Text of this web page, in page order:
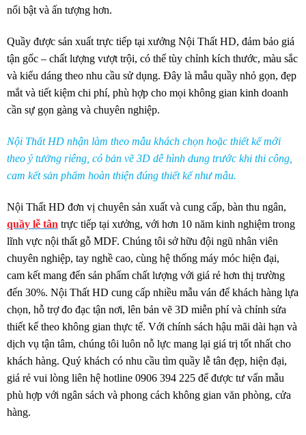
nổi bật và ấn tượng hơn.
Quầy được sản xuất trực tiếp tại xưởng Nội Thất HD, đảm bảo giá
tận gốc – chất lượng vượt trội, có thể tùy chỉnh kích thước, màu sắc
và kiểu dáng theo nhu cầu sử dụng. Đây là mẫu quầy nhỏ gọn, đẹp
mắt và tiết kiệm chi phí, phù hợp cho mọi không gian kinh doanh
cần sự gọn gàng và chuyên nghiệp.
Nội Thất HD nhận làm theo mẫu khách chọn hoặc thiết kế mới
theo ý tưởng riêng, có bản vẽ 3D dễ hình dung trước khi thi công,
cam kết sản phẩm hoàn thiện đúng thiết kế như mẫu.
Nội Thất HD đơn vị chuyên sản xuất và cung cấp, bàn thu ngân,
quầy lễ tân trực tiếp tại xưởng, với hơn 10 năm kinh nghiệm trong
lĩnh vực nội thất gỗ MDF. Chúng tôi sở hữu đội ngũ nhân viên
chuyên nghiệp, tay nghề cao, cùng hệ thống máy móc hiện đại,
cam kết mang đến sản phẩm chất lượng với giá rẻ hơn thị trường
đến 30%. Nội Thất HD cung cấp nhiều mẫu ván để khách hàng lựa
chọn, hỗ trợ đo đạc tận nơi, lên bản vẽ 3D miễn phí và chỉnh sửa
thiết kế theo không gian thực tế. Với chính sách hậu mãi dài hạn và
dịch vụ tận tâm, chúng tôi luôn nỗ lực mang lại giá trị tốt nhất cho
khách hàng. Quý khách có nhu cầu tìm quầy lễ tân đẹp, hiện đại,
giá rẻ vui lòng liên hệ hotline 0906 394 225 để được tư vấn mẫu
phù hợp với ngân sách và phong cách không gian văn phòng, cửa
hàng.